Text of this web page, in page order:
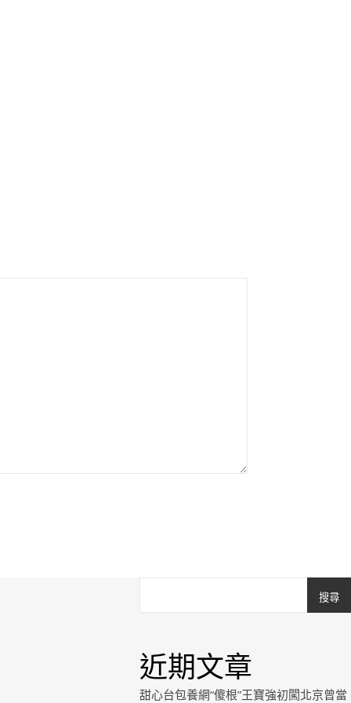
搜尋
近期文章
甜心台包養網“傻根”王寶強初闖北京曾當